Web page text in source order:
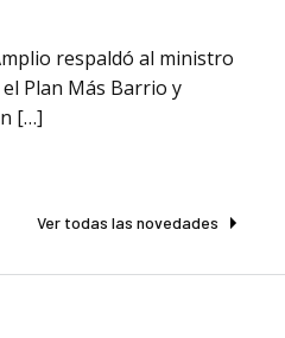
respaldó al ministro
Plan Más Barrio y
[…]
Ver todas las novedades